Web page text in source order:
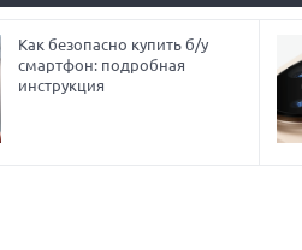
Как безопасно купить б/у
смартфон: подробная
инструкция